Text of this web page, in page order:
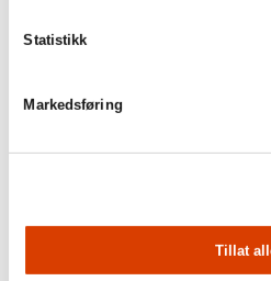
Statistikk
Markedsføring
Tillat